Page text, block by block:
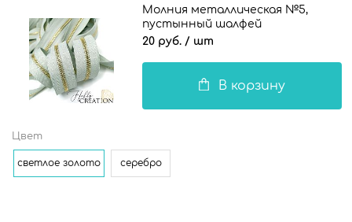
Молния металлическая №5,
пустынный шалфей
20 руб. / шт
В корзину
Цвет
светлое золото серебро